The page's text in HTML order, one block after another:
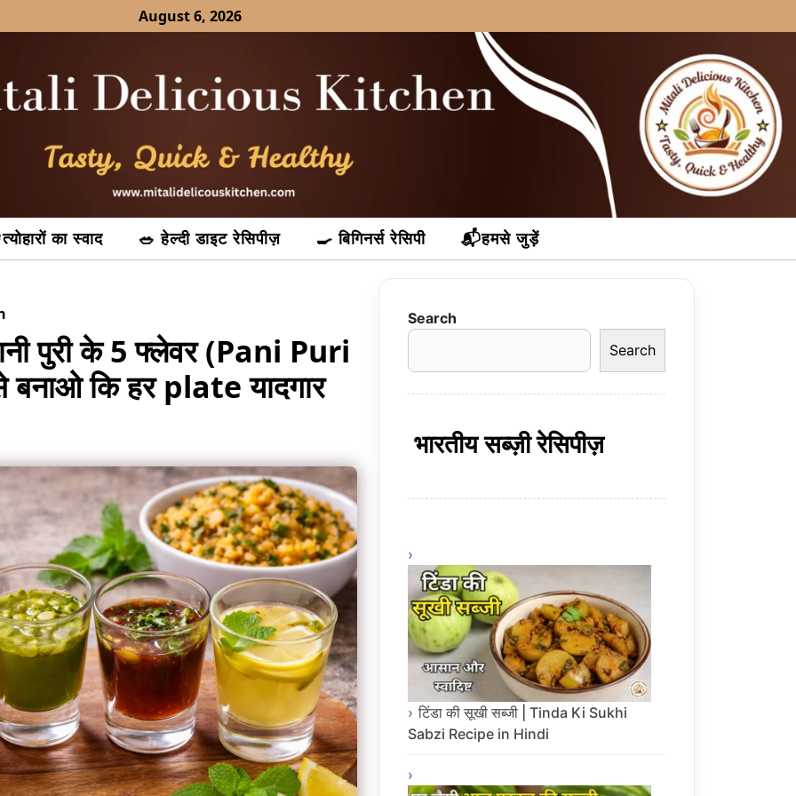
August 6, 2026
का स्वाद 🥗 हेल्दी डाइट रेसिपीज़ 🍳 बिगिनर्स रेसिपी 📬हमसे जुड़ें
पुरी के 5 फ्लेवर (Pani Puri
कि हर plate यादगार
Search
Search
भारतीय सब्ज़ी रेसिपीज़
टिंडा की सूखी सब्जी | Tinda Ki Sukhi
Sabzi Recipe in Hindi